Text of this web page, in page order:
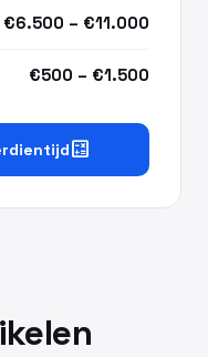
€6.500 – €11.000
€500 – €1.500
calculate